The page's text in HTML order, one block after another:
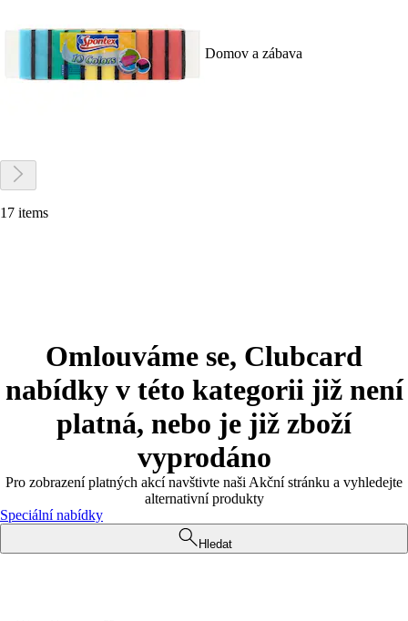
Domov a zábava
17 items
Omlouváme se, Clubcard
nabídky v této kategorii již není
platná, nebo je již zboží
vyprodáno
Pro zobrazení platných akcí navštivte naši Akční stránku a vyhledejte
alternativní produkty
Speciální nabídky
Hledat